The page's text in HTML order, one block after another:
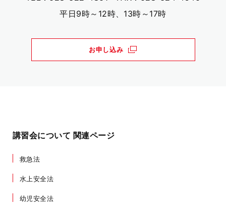
平日9時～12時、13時～17時
お申し込み
講習会について 関連ページ
救急法
水上安全法
幼児安全法